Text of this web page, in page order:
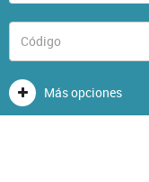
Más opciones